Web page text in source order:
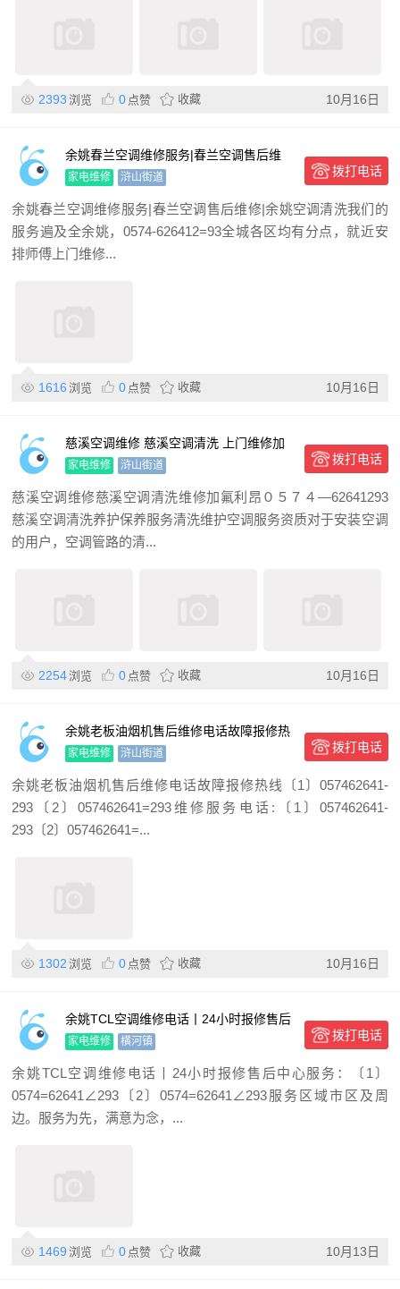
2393 浏览 0 点赞 收藏 10月16日
余姚春兰空调维修服务|春兰空调售后维
修|余姚空调清洗
家电维修 浒山街道 拨打电话
余姚春兰空调维修服务|春兰空调售后维修|余姚空调清洗我们的
服务遍及全余姚，0574-626412=93全城各区均有分点，就近安
排师傅上门维修...
1616 浏览 0 点赞 收藏 10月16日
慈溪空调维修 慈溪空调清洗 上门维修加
氟利昂
家电维修 浒山街道 拨打电话
慈溪空调维修慈溪空调清洗维修加氟利昂０５７４—62641293
慈溪空调清洗养护保养服务清洗维护空调服务资质对于安装空调
的用户，空调管路的清...
2254浏览 0 点赞 收藏 10月16日
余姚老板油烟机售后维修电话故障报修热
线
家电维修 浒山街道 拨打电话
余姚老板油烟机售后维修电话故障报修热线〔1〕057462641-
293〔2〕057462641=293维修服务电话:〔1〕057462641-
293〔2〕057462641=...
1302 浏览 0 点赞 收藏 10月16日
余姚TCL空调维修电话丨24小时报修售后
中心
家电维修 横河镇 拨打电话
余姚TCL空调维修电话丨24小时报修售后中心服务：〔1〕
0574=62641∠293〔2〕0574=62641∠293服务区域市区及周
边。服务为先，满意为念，...
1469 浏览 0 点赞 收藏 10月13日